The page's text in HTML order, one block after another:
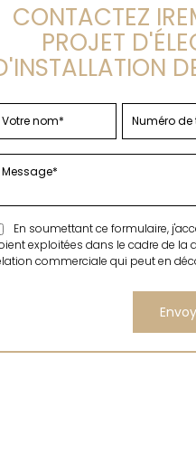
CONTACTEZ
PROJET
En soumettant ce formulaire,
exploitées dans le cadre de la
commerciale qui peut en